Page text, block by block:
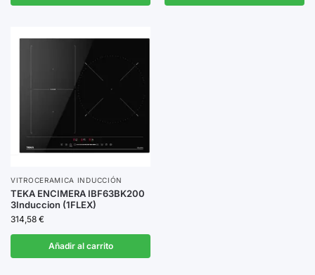
VITROCERAMICA INDUCCIÓN
TEKA ENCIMERA IBF63BK200
3Induccion (1FLEX)
314,58 €
Añadir al carrito